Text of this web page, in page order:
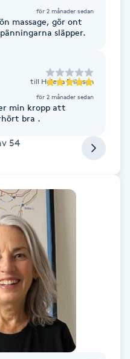
för 2 månader sedan
massage, gör ont
släpper.
till Helena Eriksson
för 2 månader sedan
min kropp att
bra .
54